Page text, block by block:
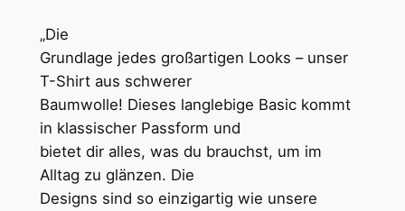
b
i
s
2
5
v
i
t
ä
t
i
s
t
„Die
Grundlage jedes großartigen Looks – unser
T-Shirt aus schwerer
Baumwolle! Dieses langlebige Basic kommt
in klassischer Passform und
bietet dir alles, was du brauchst, um im
Alltag zu glänzen. Die
Designs sind so einzigartig wie unsere